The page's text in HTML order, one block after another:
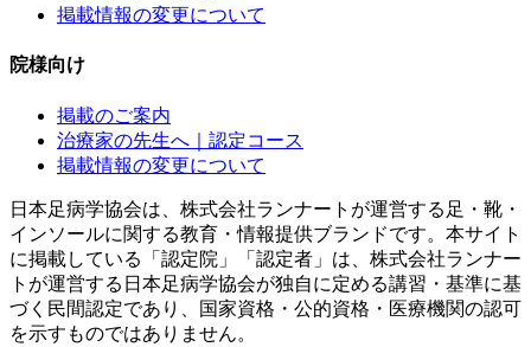
掲載情報の変更について
院様向け
掲載のご案内
治療家の先生へ｜認定コース
掲載情報の変更について
日本足病学協会は、株式会社ランナートが運営する足・靴・
インソールに関する教育・情報提供ブランドです。本サイト
に掲載している「認定院」「認定者」は、株式会社ランナー
トが運営する日本足病学協会が独自に定める講習・基準に基
づく民間認定であり、国家資格・公的資格・医療機関の認可
を示すものではありません。